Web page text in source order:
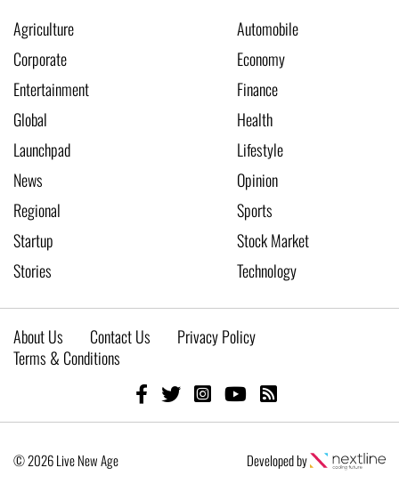
Agriculture
Automobile
Corporate
Economy
Entertainment
Finance
Global
Health
Launchpad
Lifestyle
News
Opinion
Regional
Sports
Startup
Stock Market
Stories
Technology
About Us Contact Us
Privacy Policy
Terms & Conditions
© 2026 Live New Age Developed by